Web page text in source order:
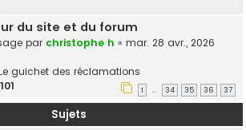
du site et du forum
par christophe h « mar. 28 avr., 2026
guichet des réclamations
1 … 34 35 36 37
Sujets